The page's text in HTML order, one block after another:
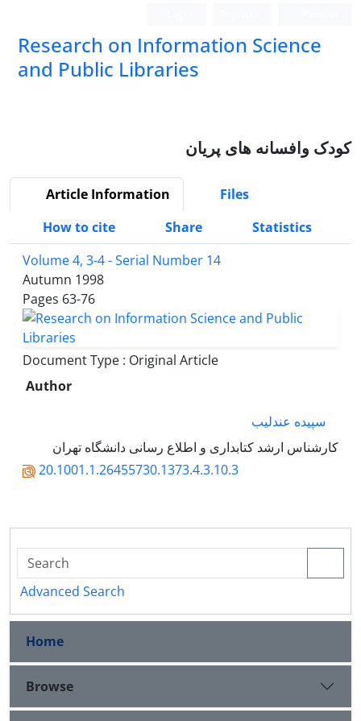
Research on Information Science
and Public Libraries
کودک وافسانه های پریان
Article Information
Files
How to cite
Share
Statistics
Volume 4, 3-4 - Serial Number 14
Autumn 1998
Pages 63-76
Document Type : Original Article
Author
سپیده عندلیب
کارشناس ارشد کتابداری و اطلاع رسانی دانشگاه تهران
20.1001.1.26455730.1373.4.3.10.3
Advanced Search
Home
Browse